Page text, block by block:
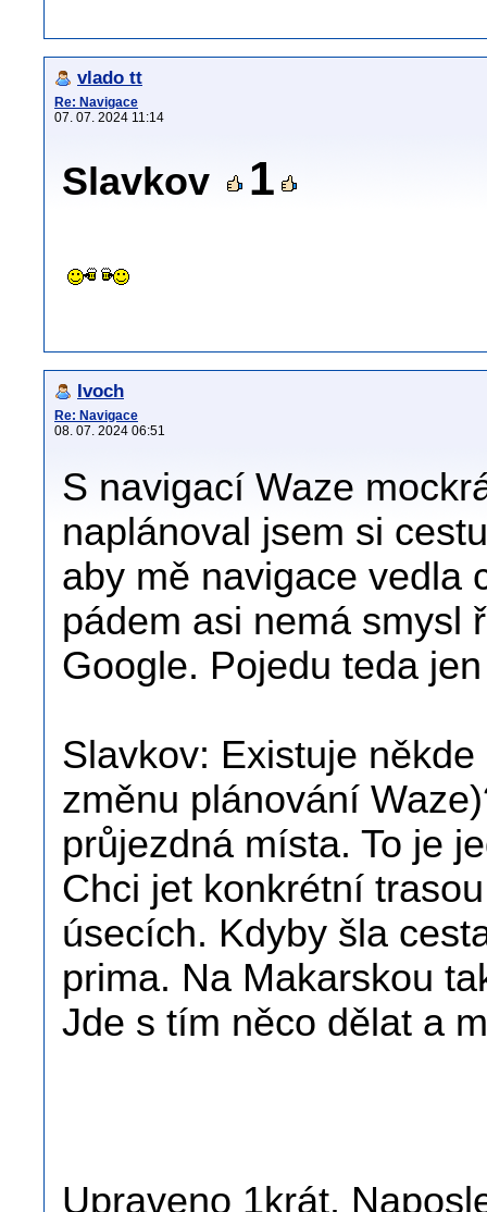
vlado tt
Re: Navigace
07. 07. 2024 11:14
Slavkov 1
Ivoch
Re: Navigace
08. 07. 2024 06:51
S navigací Waze
naplánoval jsem si
aby mě navigace vedla
pádem asi nemá smysl
Google. Pojedu teda
Slavkov: Existuje
změnu plánování
průjezdná místa. To je
Chci jet konkrétní
úsecích. Kdyby šla
prima. Na Makarskou
Jde s tím něco dělat a
Upraveno 1krát.